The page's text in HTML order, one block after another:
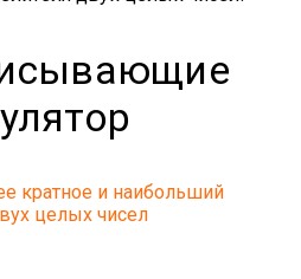
кратное и наибольший
целых чисел